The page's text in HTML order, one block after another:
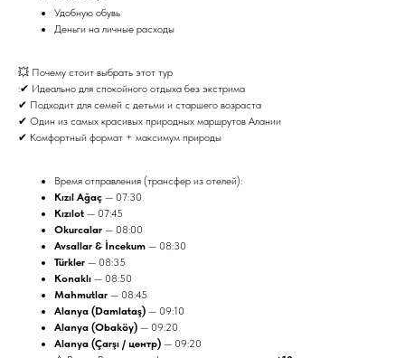
Удобную обувь
Деньги на личные расходы
💥 Почему стоит выбрать этот тур
:✔ Идеально для спокойного отдыха без экстрима
✔ Подходит для семей с детьми и старшего возраста
✔ Один из самых красивых природных маршрутов Алании
✔ Комфортный формат + максимум природы
Время отправления (трансфер из отелей):
Kızıl Ağaç — 07:30
Kızılot — 07:45
Okurcalar — 08:00
Avsallar & İncekum — 08:30
Türkler — 08:35
Konaklı — 08:50
Mahmutlar — 08:45
Alanya (Damlataş) — 09:10
Alanya (Obaköy) — 09:20
Alanya (Çarşı / центр) — 09:20